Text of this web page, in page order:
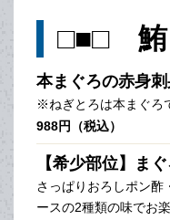
□■□
本まぐろの赤身
※ねぎとろは本まぐろ
988円（税込）
【希少部位】ま
さっぱりおろしポン酢
ースの2種類の味でお